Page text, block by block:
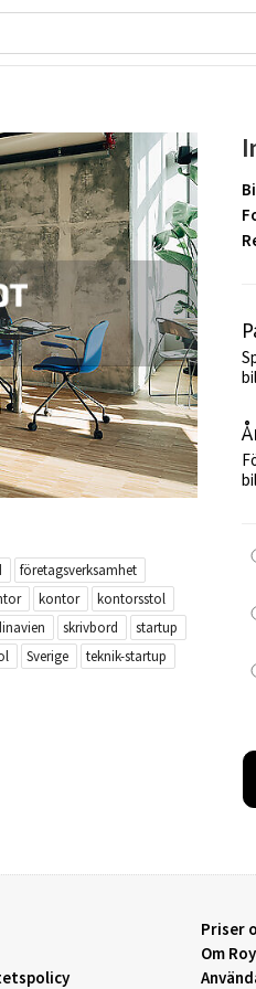
företagsverksamhet
kontor
kontorsstol
skrivbord
startup
Sverige
teknik-startup
Priser
Om